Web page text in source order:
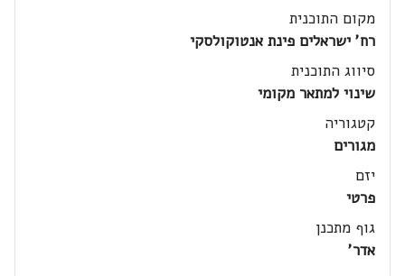
מקום התוכנית
רח' ישראלים פינת אנטוקולסקי
סיווג התוכנית
שינוי למתאר מקומי
קטגוריה
מגורים
יזם
פרטי
גוף מתכנן
אדר'